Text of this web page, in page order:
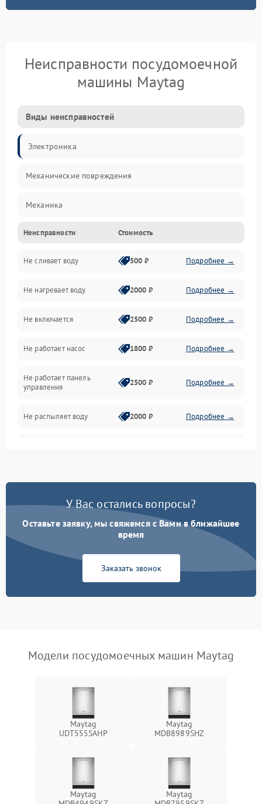
Неисправности посудомоечной
машины Maytag
Виды неисправностей
Электроника
Механические повреждения
Механика
Управление
Электропитание
Датчики
Нагрев
Вода
Гигиена
Программное обеспечение
Неисправности Стоимость
Не сливает воду 500 ₽ Подробнее →
Не нагревает воду 2000 ₽ Подробнее →
Не включается 2500 ₽ Подробнее →
Не работает насос 1800 ₽ Подробнее →
Не работает панель
управления
2500 ₽ Подробнее →
Не распыляет воду 2000 ₽ Подробнее →
Проблемы с набором
Не работает сушилка 2100 ₽ Подробнее →
Сбои в работе таймера 1700 ₽
У Вас остались вопросы?
Оставьте заявку, мы свяжемся с Вами в ближайшее
время
Заказать звонок
Модели посудомоечных машин Maytag
Maytag
UDT555SAHP
Maytag
MDB8989SHZ
Maytag
Maytag